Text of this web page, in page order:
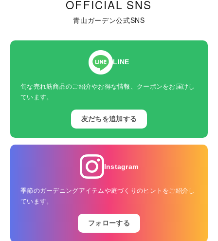
OFFICIAL SNS
青山ガーデン公式SNS
LINE
旬な売れ筋商品のご紹介やお得な情報、クーポンをお届けし
ています。
友だちを追加する
Instagram
季節のガーデニングアイテムや庭づくりのヒントをご紹介し
ています。
フォローする